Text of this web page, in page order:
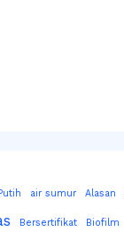
air sumur Alasan
Bersertifikat Biofilm